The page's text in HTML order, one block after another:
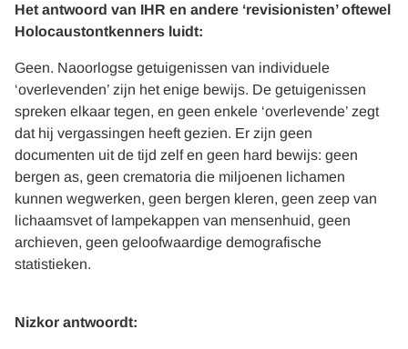
Het antwoord van IHR en andere ‘revisionisten’ oftewel
Holocaustontkenners luidt:
Geen. Naoorlogse getuigenissen van individuele
‘overlevenden’ zijn het enige bewijs. De getuigenissen
spreken elkaar tegen, en geen enkele ‘overlevende’ zegt
dat hij vergassingen heeft gezien. Er zijn geen
documenten uit de tijd zelf en geen hard bewijs: geen
bergen as, geen crematoria die miljoenen lichamen
kunnen wegwerken, geen bergen kleren, geen zeep van
lichaamsvet of lampekappen van mensenhuid, geen
archieven, geen geloofwaardige demografische
statistieken.
Nizkor antwoordt: